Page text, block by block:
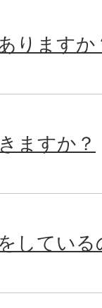
りますか
ますか？
してい